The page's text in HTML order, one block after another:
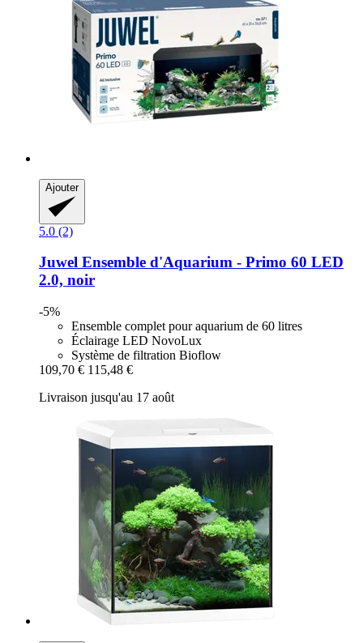
Ajouter
5.0 (2)
Juwel Ensemble d'Aquarium -​ Primo 60 LED
2.0, noir
-5%
Ensemble complet pour aquarium de 60 litres
Éclairage LED NovoLux
Système de filtration Bioflow
109,70 € 115,48 €
Livraison jusqu'au 17 août